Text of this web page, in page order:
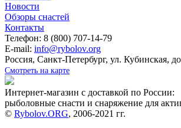
Новости
Обзоры снастей
Контакты
Телефон: 8 (800) 707-14-79
E-mail: info@rybolov.org
Россия, Санкт-Петербург, ул. Кубинская,
Смотреть на карте
Интернет-магазин с доставкой по России:
рыболовные снасти и снаряжение для
© Rybolov.ORG, 2006-2021 гг.